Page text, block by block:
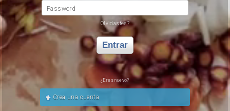
Password
Olvidastes?
Entrar
¿Eres nuevo?
Crea una cuenta